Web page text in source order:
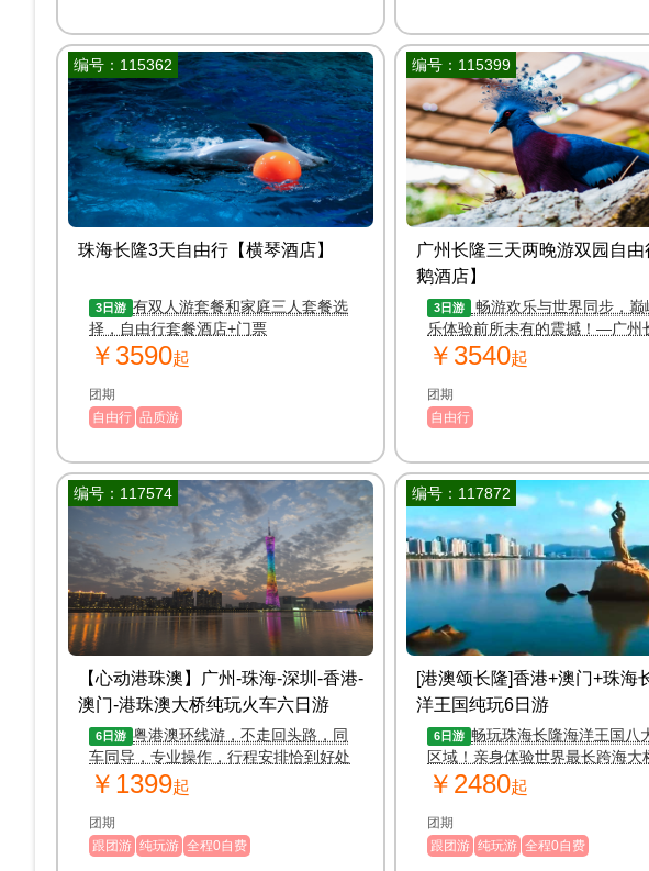
编号：115362
珠海长隆3天自由行【横琴酒店】
3日游 有双人游套餐和家庭三人套餐选
择，自由行套餐酒店+门票
￥3590起
团期
自由行 品质游
编号：115399
广州长隆三天两晚游双园自由
鹅酒店】
3日游
畅游欢乐与世界同步，巅
乐体验前所未有的震撼！—广州
【欢乐世界】
￥3540起
团期
自由行
编号：117574
【心动港珠澳】广州-珠海-深圳-香港-
澳门-港珠澳大桥纯玩火车六日游
6日游 粤港澳环线游，不走回头路，同
车同导，专业操作，行程安排恰到好处
轻松完美游
￥1399起
团期
跟团游 纯玩游 全程0自费
编号：117872
[港澳颂长隆]香港+澳门+珠海
洋王国纯玩6日游
6日游 畅玩珠海长隆海洋王国八
区域！亲身体验世界最长跨海大
长海底隧道
￥2480起
团期
跟团游 纯玩游 全程0自费